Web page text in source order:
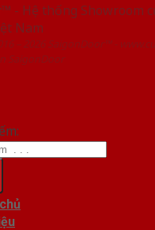
- Hệ thống Showroom
Nam
– 2026 SaigonDoor™ -
SaigonDoor